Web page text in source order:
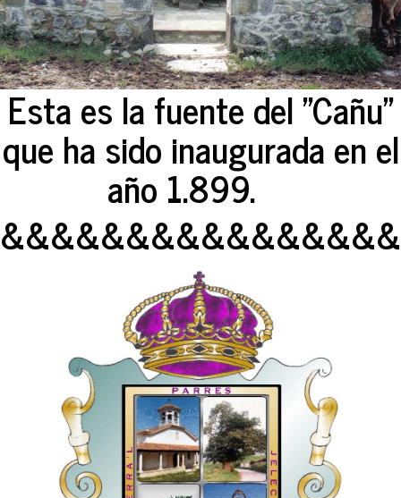
Esta es la fuente del "Cañu"
que ha sido inaugurada en el
año 1.899.